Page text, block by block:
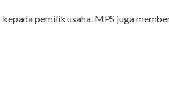
pemilik usaha. MPS juga